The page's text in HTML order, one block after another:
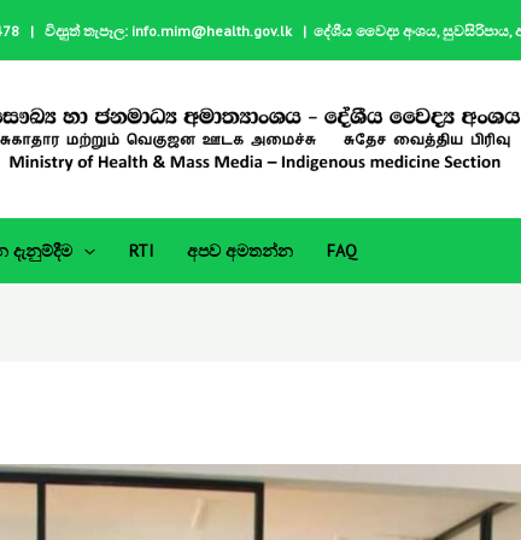
| විද්‍යුත් තැපෑල: info.mim@health.gov.lk | දේශීය වෛද්‍ය අංශය,
දැනුම්දීම RTI අපව අමතන්න FAQ